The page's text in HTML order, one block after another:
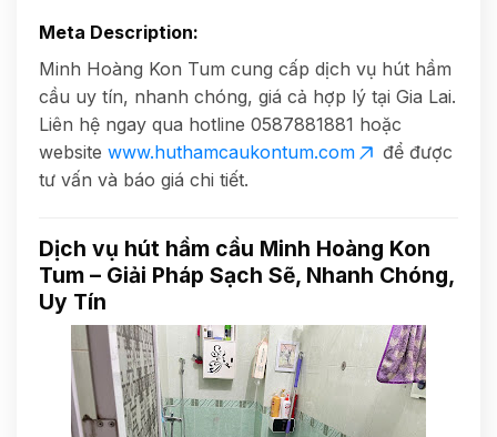
Meta Description:
Minh Hoàng Kon Tum cung cấp dịch vụ hút hầm
cầu uy tín, nhanh chóng, giá cả hợp lý tại Gia Lai.
Liên hệ ngay qua hotline 0587881881 hoặc
website www.huthamcaukontum.com
để được
tư vấn và báo giá chi tiết.
Dịch vụ hút hầm cầu Minh Hoàng Kon
Tum – Giải Pháp Sạch Sẽ, Nhanh Chóng,
Uy Tín